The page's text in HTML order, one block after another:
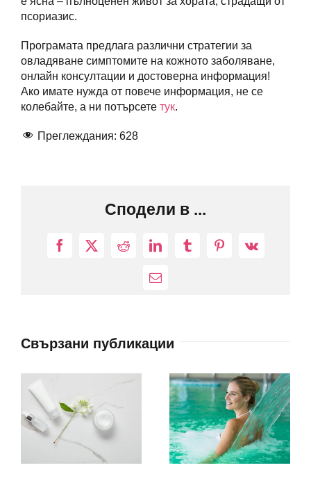
псориазис.
Програмата предлага различни стратегии за
овладяване симптомите на кожното заболяване,
онлайн консултации и достоверна информация!
Ако имате нужда от повече информация, не се
колебайте, а ни потърсете тук.
Преглеждания: 628
Сподели в ...
Facebook
X RedditLinkedInTumblrPinterest
Vk
Електронна
Свързани публикации